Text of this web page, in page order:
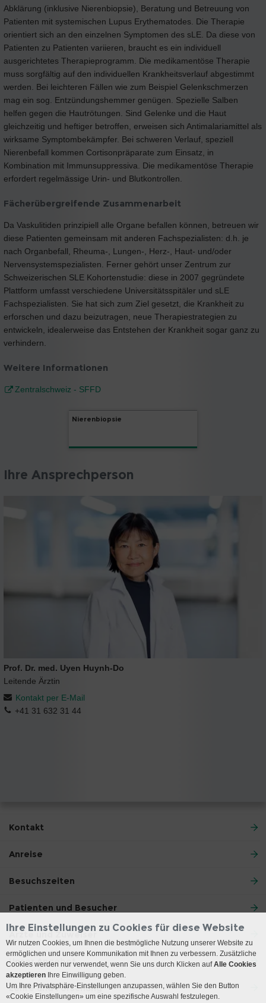
Abklärung (inklusive Nierenbiopsie), Beratung und Betreuung von
Patienten mit systemischen Lupus Erythematodes. Die Therapie
orientiert sich an den einzelnen Symptomen des sLE. Da diese von
Patienten zu Patienten variieren, braucht es ein individuell
ausgerichtetes Therapieprogramm. Die medikamentöse Therapie
muss sorgfältig auf den individuellen Krankheitsverlauf abgestimmt
werden. Bei leichteren Fällen wie zum Beispiel Gelenkschmerzen
mag ein sog. Entzündungshemmer genügen. Spezielle Salben
helfen gegen die Hautrötungen. Sind Gelenke und die Haut
gleichzeitig und heftiger betroffen, erweisen sich Antimalariamittel als
wirksame Symptombekämpfer. Bei schweren Verlauf, speziell
Nierenbefall kommen Cortisonpräparate zum Einsatz, in
Kombination mit Immunsuppressiva. Die medikamentöse Therapie
erfordert regelmässige Urin- und Blutkontrollen.
Fächerübergreifende Zusammenarbeit
Da Vaskulitiden prinzipiell alle Organe befallen können, betreuen wir
diese Patienten gemeinsam mit anderen Fachspezialisten: d.h. je
nach Organbefall, Rheuma-, Lungen-, Herz-, Haut- und/oder
Nervensystemspezialisten. Ferner gehört unser Zentrum zur
Schweizerischen SLE Kohortenstudie: diese in 2007 gegründete
Plattform umfasst verschiedene Universitätsspitäler und sLE
Fachspezialisten. Sie hat sich zum Ziel gesetzt, die Krankheit zu
erforschen und dazu beizutragen, neue Therapiestrategien zu
entwickeln, idealerweise das Entstehen der Krankheit sogar ganz zu
verhindern.
Weitere Informationen
Zentralschweiz - SFFD
Nierenbiopsie
Ihre Ansprechperson
Prof. Dr. med. Uyen Huynh-Do
Leitende Ärztin
Kontakt per E-Mail
+41 31 632 31 44
Kontakt
Anreise
Besuchszeiten
Patienten und Besucher
Ärzte und Zuweiser
Unser Angebot
Lehre und Forschung
Ihre Einstellungen zu Cookies für diese Website
Wir nutzen Cookies, um Ihnen die bestmögliche Nutzung unserer Website zu
ermöglichen und unsere Kommunikation mit Ihnen zu verbessern. Zusätzliche
Cookies werden nur verwendet, wenn Sie uns durch Klicken aufAlle Cookies
akzeptieren Ihre Einwilligung geben.
Um Ihre Privatsphäre-Einstellungen anzupassen, wählen Sie den Button
«Cookie Einstellungen» um eine spezifische Auswahl festzulegen.